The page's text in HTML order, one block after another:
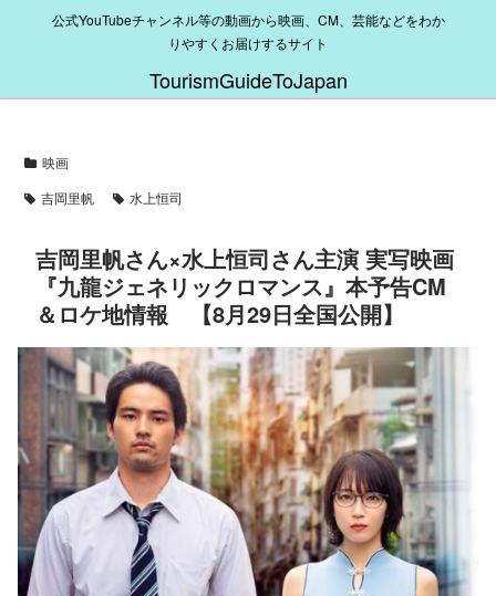
公式YouTubeチャンネル等の動画から映画、CM、芸能などをわか
りやすくお届けするサイト
TourismGuideToJapan
映画
吉岡里帆
水上恒司
吉岡里帆さん×水上恒司さん主演 実写映画
『九龍ジェネリックロマンス』本予告CM
＆ロケ地情報 【8月29日全国公開】